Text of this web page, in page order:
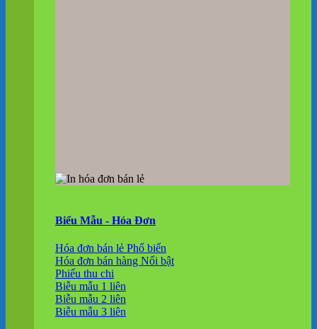
Biểu Mẫu - Hóa Đơn
Hóa đơn bán lẻ
Hóa đơn bán hàng
Phiếu thu chi
Biễu mẫu 1 liên
Biễu mẫu 2 liên
Biễu mẫu 3 liên